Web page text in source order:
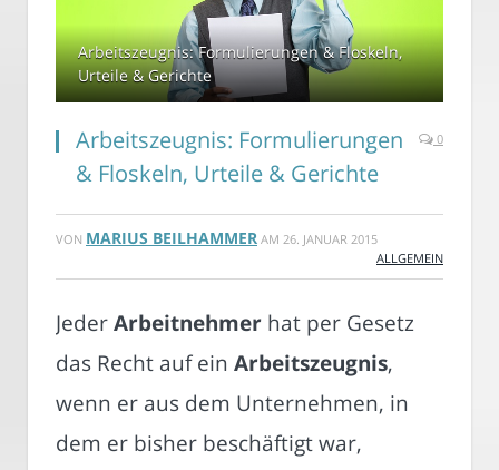
Arbeitszeugnis: Formulierungen & Floskeln,
Urteile & Gerichte
Arbeitszeugnis: Formulierungen
& Floskeln, Urteile & Gerichte
0
VON MARIUS BEILHAMMER AM 26. JANUAR 2015
ALLGEMEIN
JederArbeitnehmer hat per Gesetz
das Recht auf ein Arbeitszeugnis,
wenn er aus dem Unternehmen, in
dem er bisher beschäftigt war,